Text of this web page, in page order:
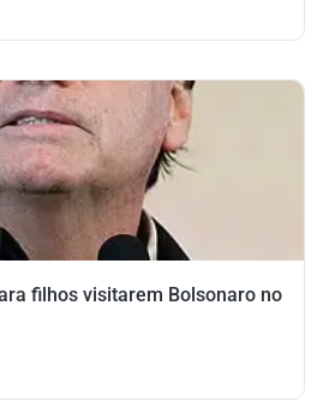
filhos visitarem Bolsonaro no